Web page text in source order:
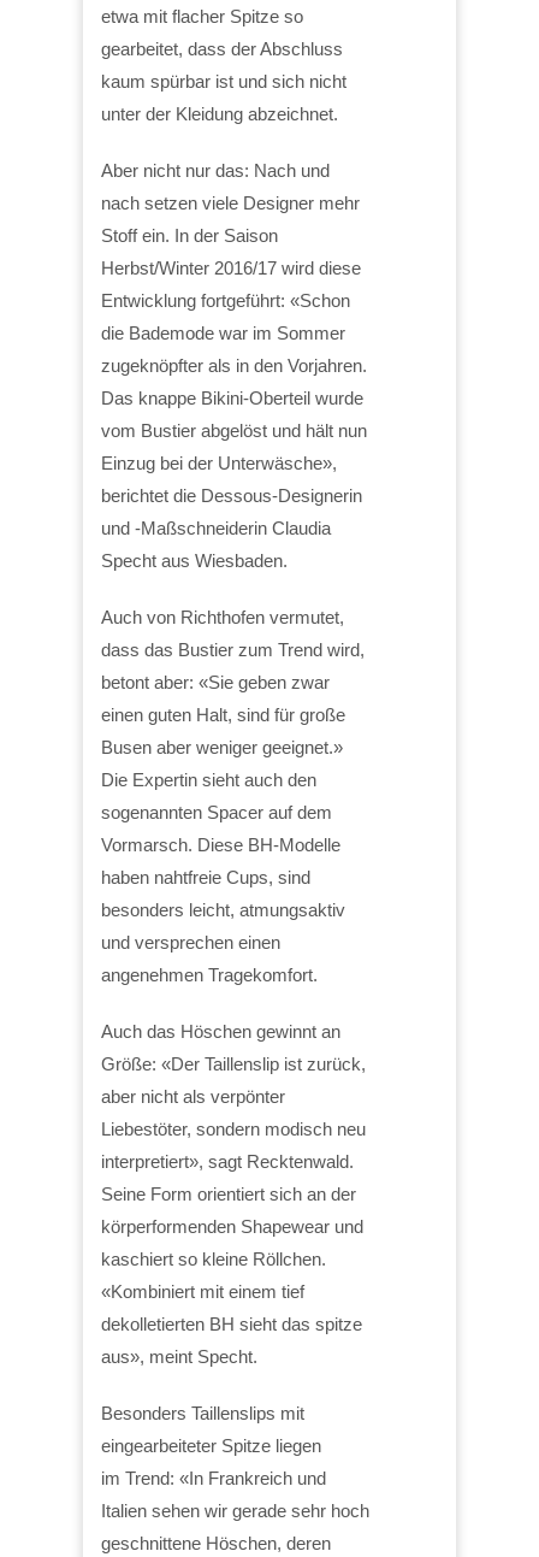
etwa mit flacher Spitze so
gearbeitet, dass der Abschluss
kaum spürbar ist und sich nicht
unter der Kleidung abzeichnet.
Aber nicht nur das: Nach und
nach setzen viele Designer mehr
Stoff ein. In der Saison
Herbst/Winter 2016/17 wird diese
Entwicklung fortgeführt: «Schon
die Bademode war im Sommer
zugeknöpfter als in den Vorjahren.
Das knappe Bikini-Oberteil wurde
vom Bustier abgelöst und hält nun
Einzug bei der Unterwäsche»,
berichtet die Dessous-Designerin
und -Maßschneiderin Claudia
Specht aus Wiesbaden.
Auch von Richthofen vermutet,
dass das Bustier zum Trend wird,
betont aber: «Sie geben zwar
einen guten Halt, sind für große
Busen aber weniger geeignet.»
Die Expertin sieht auch den
sogenannten Spacer auf dem
Vormarsch. Diese BH-Modelle
haben nahtfreie Cups, sind
besonders leicht, atmungsaktiv
und versprechen einen
angenehmen Tragekomfort.
Auch das Höschen gewinnt an
Größe: «Der Taillenslip ist zurück,
aber nicht als verpönter
Liebestöter, sondern modisch neu
interpretiert», sagt Recktenwald.
Seine Form orientiert sich an der
körperformenden Shapewear und
kaschiert so kleine Röllchen.
«Kombiniert mit einem tief
dekolletierten BH sieht das spitze
aus», meint Specht.
Besonders Taillenslips mit
eingearbeiteter Spitze liegen
im Trend: «In Frankreich und
Italien sehen wir gerade sehr hoch
geschnittene Höschen, deren